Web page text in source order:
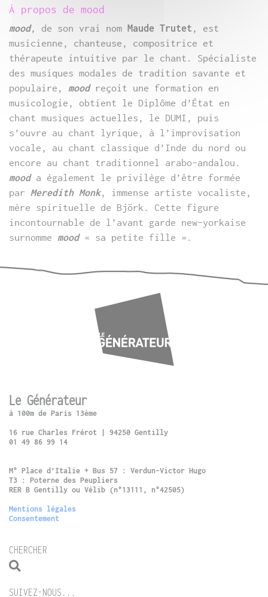
À propos de mood
mood, de son vrai nom Maude Trutet , est
musicienne, chanteuse, compositrice et
thérapeute intuitive par le chant. Spécialiste
des musiques modales de tradition savante et
populaire,
moodreçoit une formation en
musicologie, obtient le Diplôme d’État en
chant musiques actuelles, le DUMI, puis
s’ouvre au chant lyrique, à l’improvisation
vocale, au chant classique d’Inde du nord ou
encore au chant traditionnel arabo-andalou.
mooda également le privilège d’être formée
par Meredith Monk, immense artiste vocaliste,
mère spirituelle de Björk. Cette figure
incontournable de l’avant garde new-yorkaise
surnomme mood« sa petite fille ».
Le Générateur
à 100m de Paris 13ème
16 rue Charles Frérot | 94250 Gentilly
01 49 86 99 14
M° Place d’Italie + Bus 57 : Verdun-Victor Hugo
T3 : Poterne des Peupliers
RER B Gentilly ou Vélib (n°13111, n°42505)
Mentions légales
Consentement
CHERCHER
SUIVEZ-NOUS...